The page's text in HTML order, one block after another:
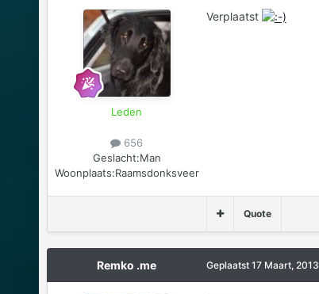
Leden
656
Geslacht:Man
Woonplaats:Raamsdonksveer
Verplaatst
Quote
Remko .me Geplaatst 17 Maart, 2013